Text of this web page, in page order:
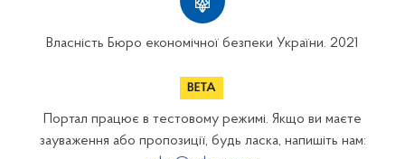
Власність Бюро економічної безпеки України. 2021
Портал працює в тестовому режимі. Якщо ви маєте
зауваження або пропозиції, будь ласка, напишіть нам: